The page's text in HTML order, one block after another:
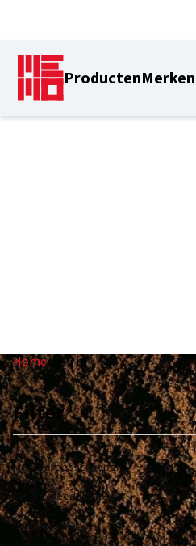
ProductenMerken
Home/1.49 m
Filter
Meetgereedschappen
Lasergereedschappen
Hangsloten